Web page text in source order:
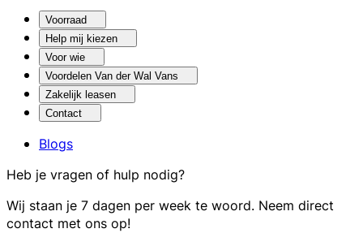
Voorraad
Help mij kiezen
Voor wie
Voordelen Van der Wal Vans
Zakelijk leasen
Contact
Blogs
Heb je vragen of hulp nodig?
Wij staan je 7 dagen per week te woord. Neem direct
contact met ons op!